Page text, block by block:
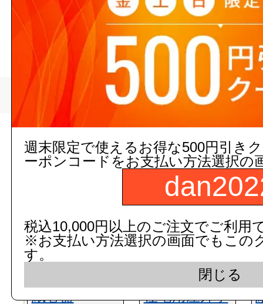
萬楽とは
トップページ > 萬楽
現在の店舗受注状
紙巻器 住宅用屋外手
週末限定で使えるお得な500円引き
ーポンコードをお支払い方法選択の
税込10,000円以上のご注文でご利用
※お支払い方法選択の画面でもこの
す。
閉じる